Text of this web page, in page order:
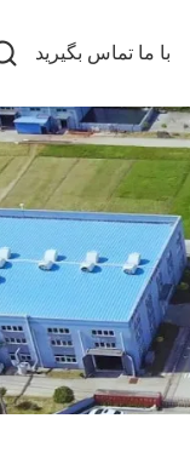
با ما تماس بگیرید